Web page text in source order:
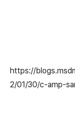
https://
2/01/30/c-amp-